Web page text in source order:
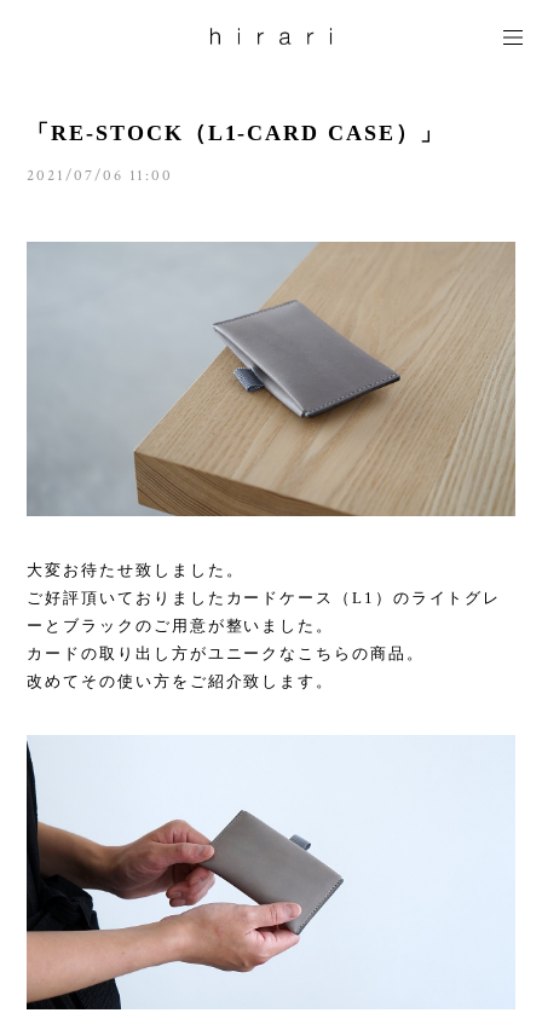
「RE-STOCK（L1-CARD CASE）」
2021/07/06 11:00
大変お待たせ致しました。
ご好評頂いておりましたカードケース（L1）のライトグレ
ーとブラックのご用意が整いました。
カードの取り出し方がユニークなこちらの商品。
改めてその使い方をご紹介致します。